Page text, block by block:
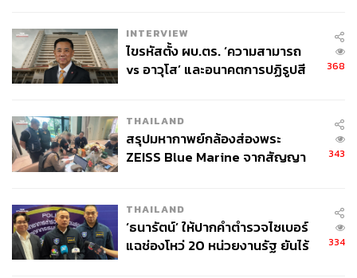
INTERVIEW
ไขรหัสตั้ง ผบ.ตร. ‘ความสามารถ
vs อาวุโส’ และอนาคตการปฏิรูปสี
368
THAILAND
สรุปมหากาพย์กล้องส่องพระ
ZEISS Blue Marine จากสัญญา
จ่ายหนี้-แอบระบุแบรนด์
343
THAILAND
‘ธนารัตน์’ ให้ปากคำตำรวจไซเบอร์
แฉช่องโหว่ 20 หน่วยงานรัฐ ยันไร้
334